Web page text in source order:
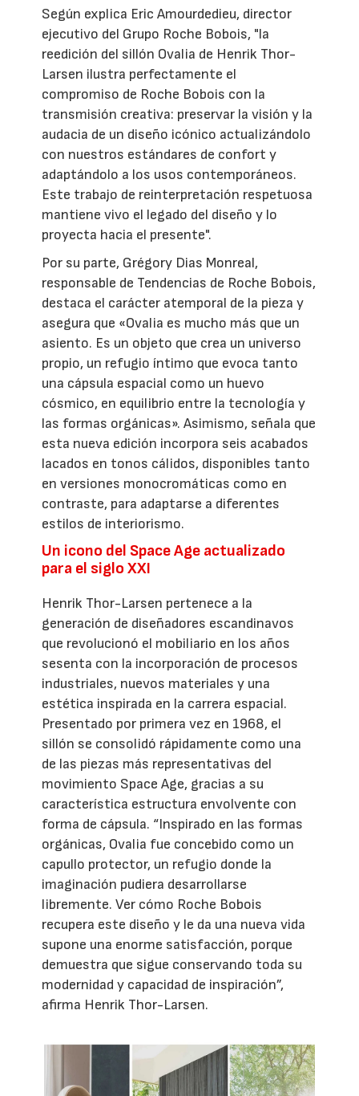
Según explica Eric Amourdedieu, director
ejecutivo del Grupo Roche Bobois, "la
reedición del sillón Ovalia de Henrik Thor-
Larsen ilustra perfectamente el
compromiso de Roche Bobois con la
transmisión creativa: preservar la visión y la
audacia de un diseño icónico actualizándolo
con nuestros estándares de confort y
adaptándolo a los usos contemporáneos.
Este trabajo de reinterpretación respetuosa
mantiene vivo el legado del diseño y lo
proyecta hacia el presente".
Por su parte, Grégory Dias Monreal,
responsable de Tendencias de Roche Bobois,
destaca el carácter atemporal de la pieza y
asegura que «Ovalia es mucho más que un
asiento. Es un objeto que crea un universo
propio, un refugio íntimo que evoca tanto
una cápsula espacial como un huevo
cósmico, en equilibrio entre la tecnología y
las formas orgánicas». Asimismo, señala que
esta nueva edición incorpora seis acabados
lacados en tonos cálidos, disponibles tanto
en versiones monocromáticas como en
contraste, para adaptarse a diferentes
estilos de interiorismo.
Un icono del Space Age actualizado
para el siglo XXI
Henrik Thor-Larsen pertenece a la
generación de diseñadores escandinavos
que revolucionó el mobiliario en los años
sesenta con la incorporación de procesos
industriales, nuevos materiales y una
estética inspirada en la carrera espacial.
Presentado por primera vez en 1968, el
sillón se consolidó rápidamente como una
de las piezas más representativas del
movimiento Space Age, gracias a su
característica estructura envolvente con
forma de cápsula. “Inspirado en las formas
orgánicas, Ovalia fue concebido como un
capullo protector, un refugio donde la
imaginación pudiera desarrollarse
libremente. Ver cómo Roche Bobois
recupera este diseño y le da una nueva vida
supone una enorme satisfacción, porque
demuestra que sigue conservando toda su
modernidad y capacidad de inspiración”,
afirma Henrik Thor-Larsen.